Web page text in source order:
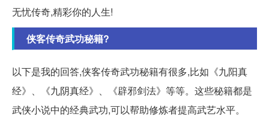
无忧传奇,精彩你的人生!
侠客传奇武功秘籍?
以下是我的回答,侠客传奇武功秘籍有很多,比如《九阳真
经》、《九阴真经》、《辟邪剑法》等等。这些秘籍都是
武侠小说中的经典武功,可以帮助修炼者提高武艺水平。